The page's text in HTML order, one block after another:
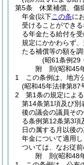
第5条
休業補償、傷
年金(以下この条に
受けることができ
る年金たる給付を
規定にかかわらず
たる補償等の額を調
(昭61条例29
附 則(昭和45
1
この条例は、地方
(昭和45年法律第87
2
第1条の規定によ
第14条第1項及び別
後の議会の議員そ
る条例第12条第3項
日の属する月以後
年金について適用
ついては、なお従前
附 則(昭和48